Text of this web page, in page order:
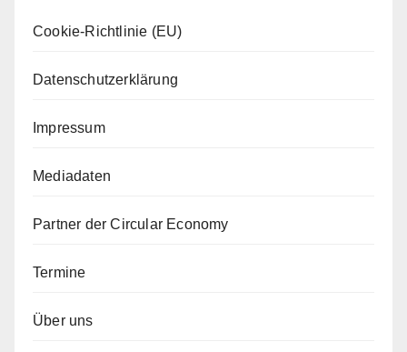
Cookie-Richtlinie (EU)
Datenschutzerklärung
Impressum
Mediadaten
Partner der Circular Economy
Termine
Über uns